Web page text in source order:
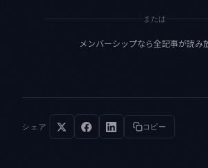
または
メンバーシップなら全記事が読み
シェア コピー